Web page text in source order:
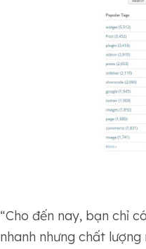
“Cho đến nay, bạn chỉ
nhanh nhưng chất